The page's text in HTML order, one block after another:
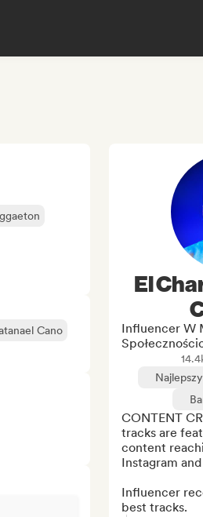
Cano
El
Influencer W
CONTENT
tracks are
content
Instagram
Influencer
best tracks.